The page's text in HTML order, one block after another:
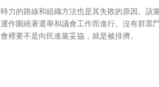
時力的路線和組織方法也是其失敗的原因。該
運作圍繞著選舉和議會工作而進行。沒有群眾
會裡要不是向民進黨妥協，就是被排擠。